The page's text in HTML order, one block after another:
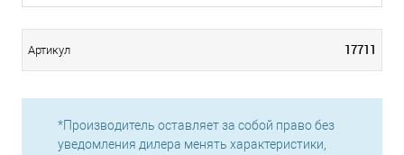
Артикул 17711
*Производитель оставляет за собой право без
уведомления дилера менять характеристики,